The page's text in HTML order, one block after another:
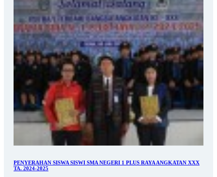
PENYERAHAN SISWA SISWI SMA NEGERI 1 PLUS RAYA ANGKATAN XXX
TA. 2024-2025